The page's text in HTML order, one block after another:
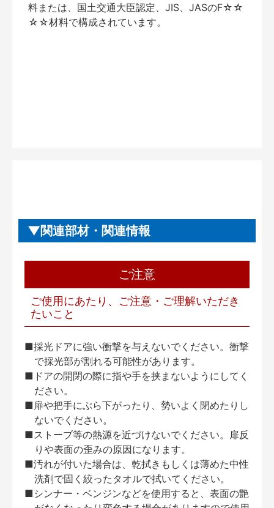
料または、国土交通大臣認定、JIS、JASのF☆☆
☆☆材料で構成されています。
関連部材・関連情報
ご注意
ご使用にあたり、ご注意・ご理解いただき
たいこと
■採光ドアに強い衝撃を与えないでください。衝撃
で採光部が割れる可能性があります。
■ドアの開閉の際に指や手を挟まないようにしてく
ださい。
■扉や把手にぶら下がったり、勢いよく閉めたりし
ないでください。
■ストーブ等の熱源を近づけないでください。扉反
りや表面の歪みの原因になります。
■汚れが付いた場合は、乾拭きもしくは薄めた中性
洗剤で固く絞ったタオルで拭いてください。
■シンナー・ベンジンなどを使用すると、表面の艶